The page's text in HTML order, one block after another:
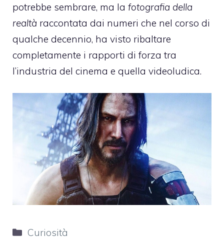
potrebbe sembrare, ma la fotografia della
realtà raccontata dai numeri che nel corso di
qualche decennio, ha visto ribaltare
completamente i rapporti di forza tra
l’industria del cinema e quella videoludica.
Categorie
Curiosità